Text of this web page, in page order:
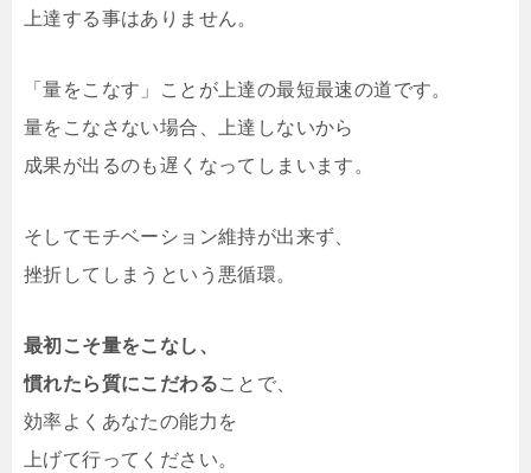
上達する事はありません。
「量をこなす」ことが上達の最短最速の道です。
量をこなさない場合、上達しないから
成果が出るのも遅くなってしまいます。
そしてモチベーション維持が出来ず、
挫折してしまうという悪循環。
最初こそ量をこなし、
慣れたら質にこだわることで、
効率よくあなたの能力を
上げて行ってください。